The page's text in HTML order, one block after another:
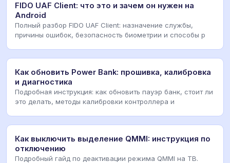
FIDO UAF Client: что это и зачем он нужен на
Android
Полный разбор FIDO UAF Client: назначение службы,
причины ошибок, безопасность биометрии и способы р
Как обновить Power Bank: прошивка, калибровка
и диагностика
Подробная инструкция: как обновить пауэр банк, стоит ли
это делать, методы калибровки контроллера и
Как выключить выделение QMMI: инструкция по
отключению
Подробный гайд по деактивации режима QMMI на ТВ.